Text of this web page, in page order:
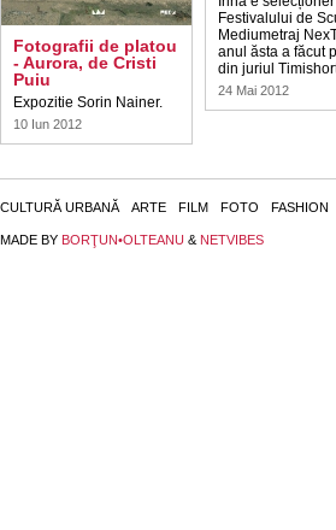
Fotografii de platou
- Aurora, de Cristi
Puiu
Expozitie Sorin Nainer.
10 Iun 2012
Festivalului de
Mediumetraj
anul ăsta a făcut
din juriul
24 Mai 2012
CULTURĂ URBANĂ ARTE FILM FOTO FASHION
MADE BY BORŢUN•OLTEANU & NETVIBES